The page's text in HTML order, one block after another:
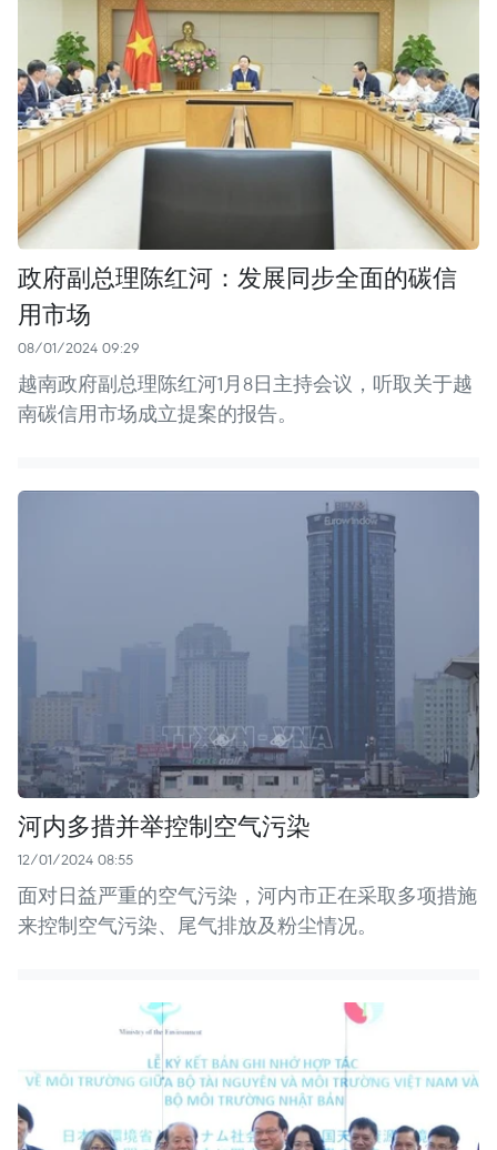
政府副总理陈红河：发展同步全面的碳信
用市场
08/01/2024 09:29
越南政府副总理陈红河1月8日主持会议，听取关于越
南碳信用市场成立提案的报告。
河内多措并举控制空气污染
12/01/2024 08:55
面对日益严重的空气污染，河内市正在采取多项措施
来控制空气污染、尾气排放及粉尘情况。